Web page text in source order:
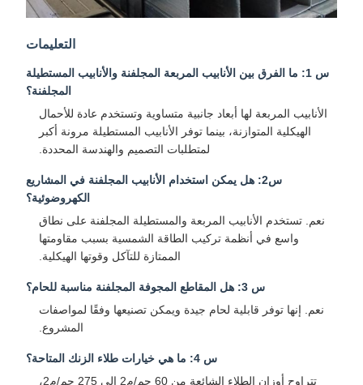
التعليمات
س 1: ما الفرق بين الأنابيب المربعة المجلفنة والأنابيب المستطيلة
المجلفنة؟
الأنابيب المربعة لها أبعاد جانبية متساوية وتستخدم عادة للأحمال
الهيكلية المتوازنة، بينما توفر الأنابيب المستطيلة مرونة أكبر
لمتطلبات التصميم والهندسة المحددة.
س2: هل يمكن استخدام الأنابيب المجلفنة في المشاريع
الكهروضوئية؟
نعم. تستخدم الأنابيب المربعة والمستطيلة المجلفنة على نطاق
واسع في أنظمة تركيب الطاقة الشمسية بسبب مقاومتها
الممتازة للتآكل وقوتها الهيكلية.
نعم. إنها توفر قابلية لحام جيدة ويمكن تصنيعها وفقًا لمواصفات
المشروع.
تتراوح أوزان الطلاء الشائعة من 60 جم/م2 إلى 275 جم/م2،